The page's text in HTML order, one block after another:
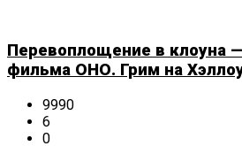
Перевоплощение в клоуна
фильма ОНО. Грим на
9990
6
0